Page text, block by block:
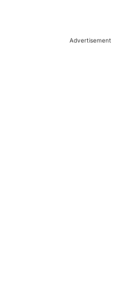
Advertisement